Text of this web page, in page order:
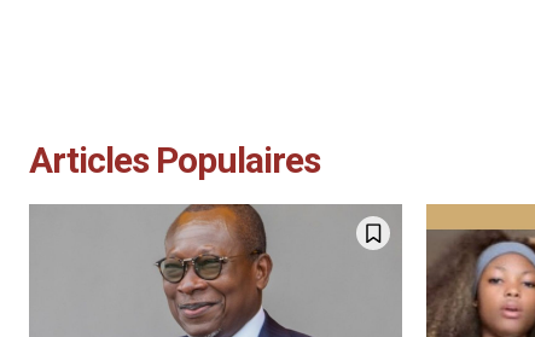
Articles Populaires